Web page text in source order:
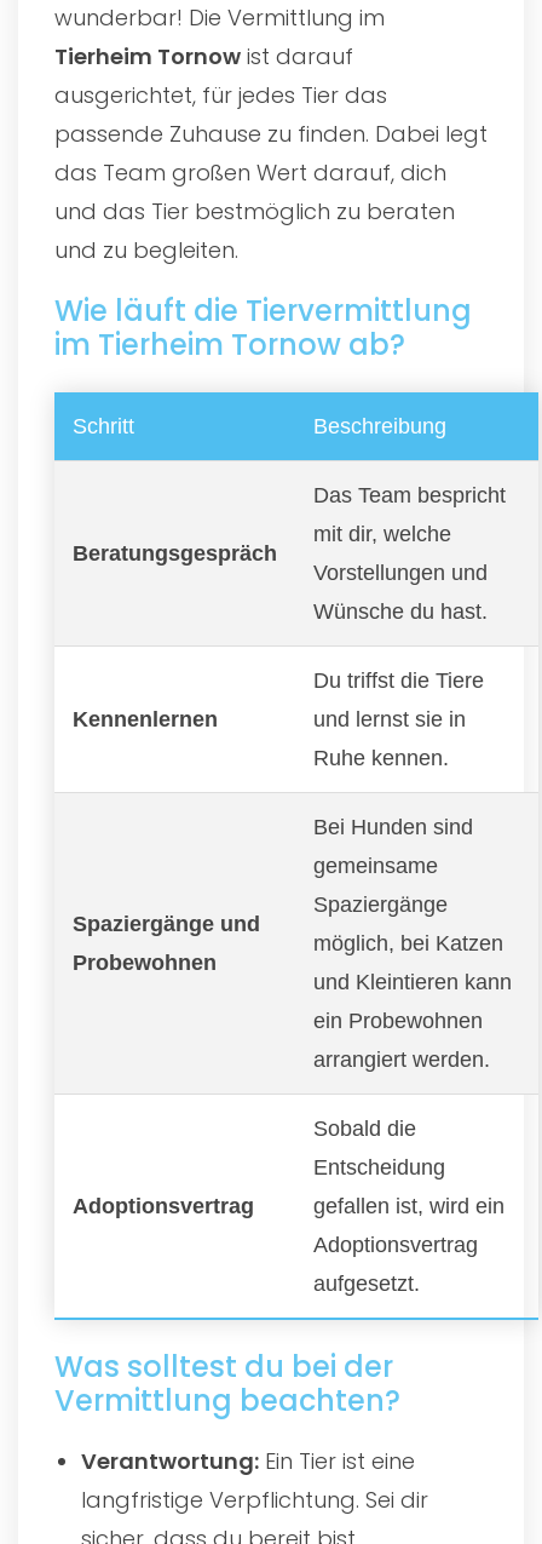
wunderbar! Die Vermittlung im
Tierheim Tornow ist darauf
ausgerichtet, für jedes Tier das
passende Zuhause zu finden. Dabei legt
das Team großen Wert darauf, dich
und das Tier bestmöglich zu beraten
und zu begleiten.
Wie läuft die Tiervermittlung
im Tierheim Tornow ab?
Schritt Beschreibung
Beratungsgespräch
Das Team bespricht
mit dir, welche
Vorstellungen und
Wünsche du hast.
Kennenlernen
Du triffst die Tiere
und lernst sie in
Ruhe kennen.
Spaziergänge und
Probewohnen
Bei Hunden sind
gemeinsame
Spaziergänge
möglich, bei Katzen
und Kleintieren kann
ein Probewohnen
arrangiert werden.
Adoptionsvertrag
Sobald die
Entscheidung
gefallen ist, wird ein
Adoptionsvertrag
aufgesetzt.
Was solltest du bei der
Vermittlung beachten?
Verantwortung: Ein Tier ist eine
langfristige Verpflichtung. Sei dir
sicher, dass du bereit bist.